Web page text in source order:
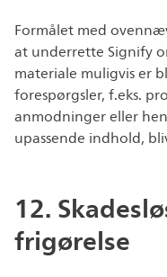
Formålet med
at underrette Signify
materiale muligvis er
forespørgsler, f.eks.
anmodninger eller
upassende indhold,
12.
frigørelse